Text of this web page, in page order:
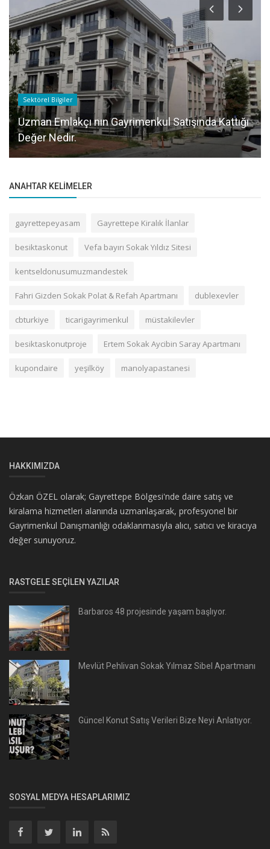
Sektörel Bilgiler
Uzman Emlakçı nın Gayrimenkul Satışında Kattığı
Değer Nedir.
ANAHTAR KELIMELER
gayrettepeyasam Gayrettepe Kiralık İlanlar
besiktaskonut Vefa bayırı Sokak Yıldız Sitesi
kentseldonusumuzmandestek
Fahri Gizden Sokak Polat & Refah Apartmanı dublexevler
cbturkiye ticarigayrimenkul müstakilevler
besiktaskonutproje Ertem Sokak Aycibin Saray Apartmanı
kupondaire yeşilköy manolyapastanesi
HAKKIMIZDA
Özkan ÖZEL olarak; Gayrettepe Bölgesi'nde daire satış ve
kiralama hizmetleri alanında uzmanlaşarak, profesyonel bir
Gayrimenkul Danışmanlığı odaklanmasıyla alıcı, satıcı ve kiracıya
değer sunuyoruz.
RASTGELE SEÇILEN YAZILAR
Barbaros 48 projesinde yaşam başlıyor.
Mevlüt Pehlivan Sokak Yılmaz Sibel Apartmanı
Güncel Konut Satış Verileri Bize Neyi Anlatıyor.
SOSYAL MEDYA HESAPLARIMIZ